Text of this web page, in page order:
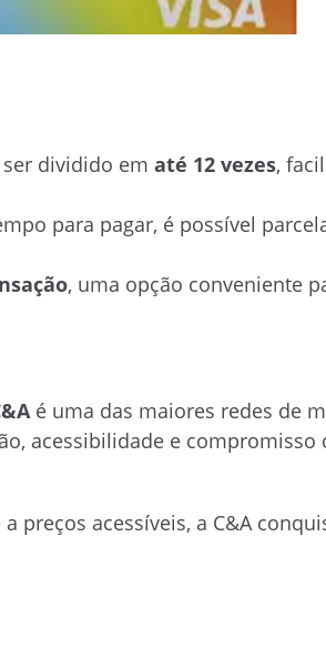
dividido em até 12 vezes,
para pagar, é possível
, uma opção conveniente
é uma das maiores redes de
acessibilidade e compromisso
preços acessíveis, a C&A